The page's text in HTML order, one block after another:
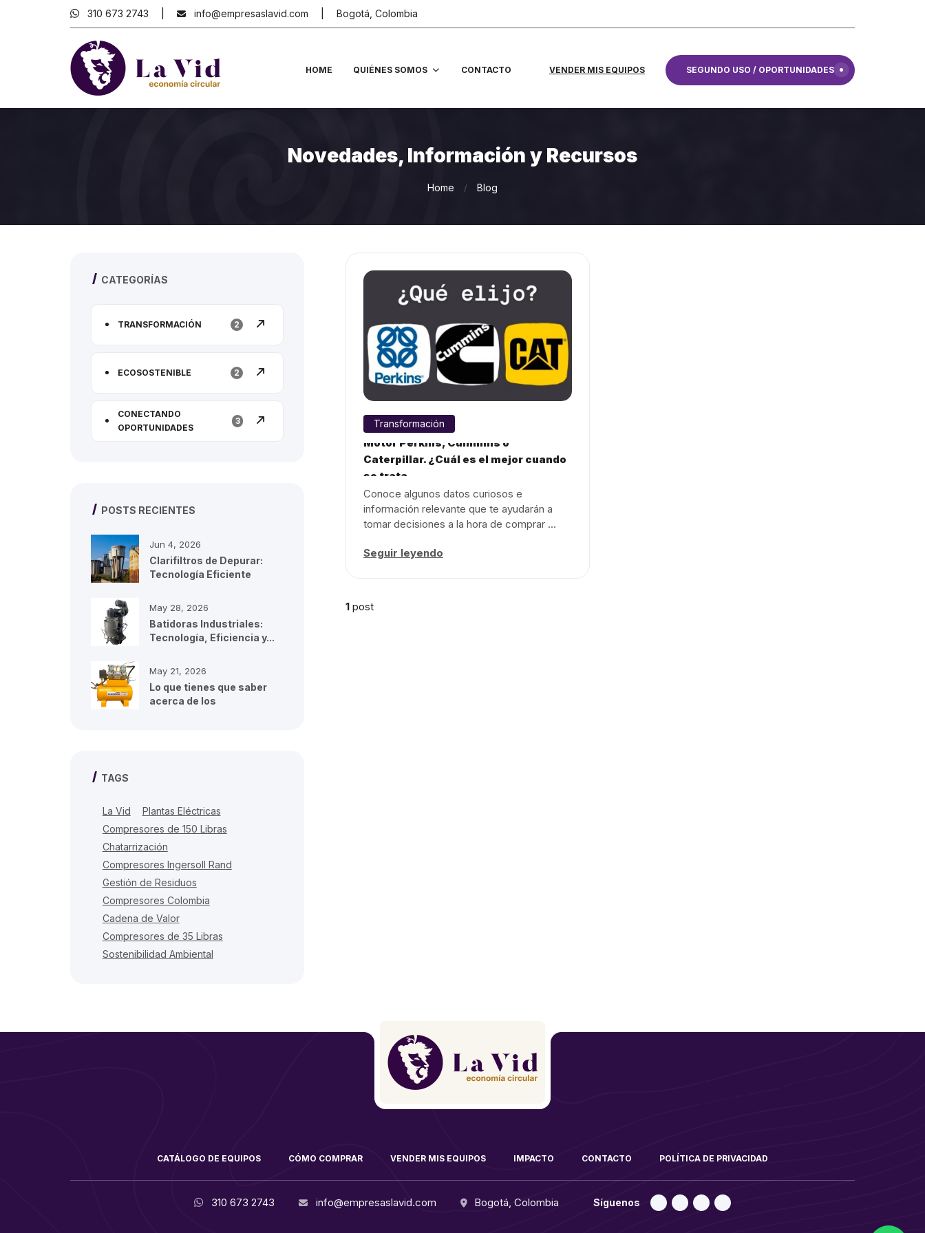
310 673 2743 info@empresaslavid.com Bogotá, Colombia
HOME QUIÉNES SOMOS CONTACTO VENDER MIS EQUIPOS SEGUNDO USO / OPORTUNIDADES
Novedades, Información y Recursos
Home / Blog
CATEGORÍAS
TRANSFORMACIÓN 2
ECOSOSTENIBLE 2
CONECTANDO
OPORTUNIDADES
3
POSTS RECIENTES
Jun 4, 2026
Clarifiltros de Depurar:
Tecnología Eficiente
May 28, 2026
Batidoras Industriales:
Tecnología, Eficiencia y...
May 21, 2026
Lo que tienes que saber
acerca de los
TAGS
La Vid
Plantas Eléctricas
Compresores de 150 Libras
Chatarrización
Compresores Ingersoll Rand
Gestión de Residuos
Compresores Colombia
Cadena de Valor
Compresores de 35 Libras
Sostenibilidad Ambiental
Transformación
Motor Perkins, Cummins o
Caterpillar. ¿Cuál es el mejor cuando
se trata ...
Conoce algunos datos curiosos e
información relevante que te ayudarán a
tomar decisiones a la hora de comprar ...
Seguir leyendo
1 post
CATÁLOGO DE EQUIPOS CÓMO COMPRAR VENDER MIS EQUIPOS IMPACTO CONTACTO POLÍTICA DE PRIVACIDAD
310 673 2743 info@empresaslavid.com Bogotá, Colombia Síguenos